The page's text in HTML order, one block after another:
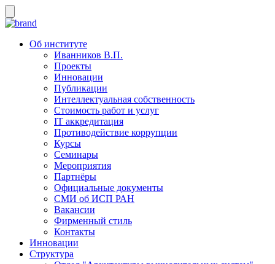
Об институте
Иванников В.П.
Проекты
Инновации
Публикации
Интеллектуальная собственность
Стоимость работ и услуг
IT аккредитация
Противодействие коррупции
Курсы
Семинары
Мероприятия
Партнёры
Официальные документы
СМИ об ИСП РАН
Вакансии
Фирменный стиль
Контакты
Инновации
Структура